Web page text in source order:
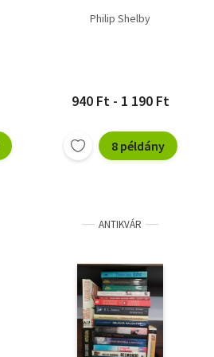
Philip Shelby
940 Ft - 1 190 Ft
8 példány
ANTIKVÁR